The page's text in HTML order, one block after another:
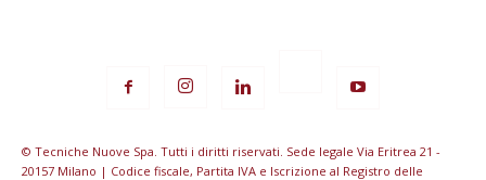
© Tecniche Nuove Spa. Tutti i diritti riservati. Sede legale Via Eritrea 21 -
20157 Milano | Codice fiscale, Partita IVA e Iscrizione al Registro delle